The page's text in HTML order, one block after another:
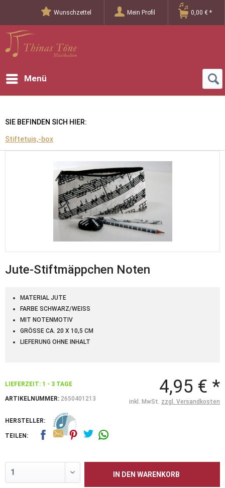
Wunschzettel Mein Profil 0,00 € *
Menü
SIE BEFINDEN SICH HIER:
Stiftetuis,-box
Jute-Stiftmäppchen Noten
MATERIAL JUTE
FARBE SCHWARZ/WEISS
MIT NOTENMOTIV
GRÖSSE CA. 20 X 10,5 CM
LIEFERUNG OHNE INHALT
LIEFERZEIT: 1 - 3 TAGE
ARTIKELNUMMER: 2650401213
HERSTELLER:
4,95 € *
inkl. MwSt. zzgl. Versandkosten
TEILEN:
IN DEN WARENKORB